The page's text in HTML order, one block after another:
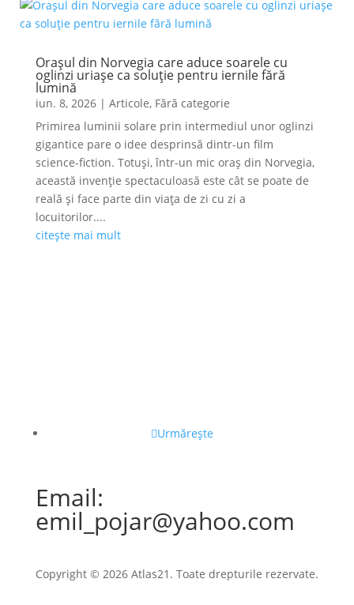
Orașul din Norvegia care aduce soarele cu
oglinzi uriașe ca soluție pentru iernile fără
lumină
iun. 8, 2026| Articole, Fără categorie
Primirea luminii solare prin intermediul unor oglinzi
gigantice pare o idee desprinsă dintr-un film
science-fiction. Totuși, într-un mic oraș din Norvegia,
această invenție spectaculoasă este cât se poate de
reală și face parte din viața de zi cu zi a
locuitorilor....
citește mai mult
Urmărește
Email:
emil_pojar@yahoo.com
Copyright © 2026 Atlas21. Toate drepturile rezervate.